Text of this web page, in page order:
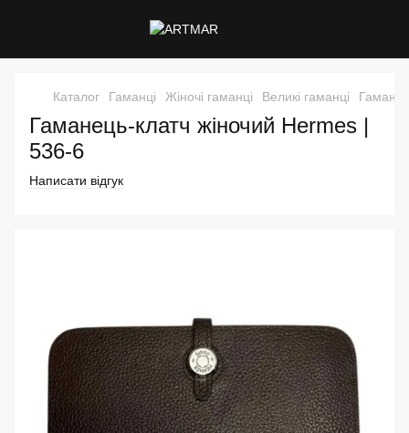
Каталог Гаманці Жіночі гаманці Великі гаманці
Гаманець-клатч жіночий Hermes |
536-6
Написати відгук